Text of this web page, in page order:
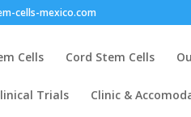
cells-mexico.com
Cells Cord Stem Cells
Trials Clinic &